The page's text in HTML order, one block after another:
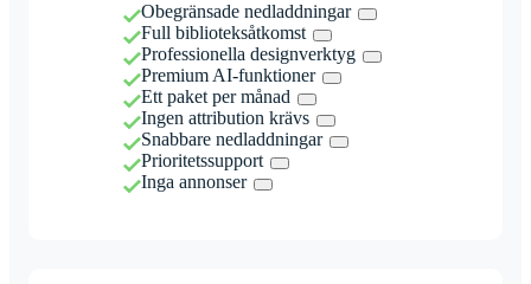
Obegränsade nedladdningar
Full biblioteksåtkomst
Professionella designverktyg
Premium AI-funktioner
Ett paket per månad
Ingen attribution krävs
Snabbare nedladdningar
Prioritetssupport
Inga annonser